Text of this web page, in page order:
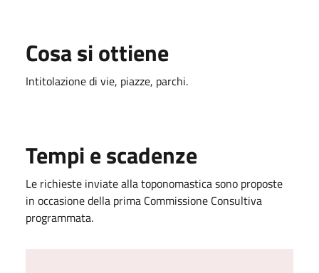
Cosa si ottiene
Intitolazione di vie, piazze, parchi.
Tempi e scadenze
Le richieste inviate alla toponomastica sono proposte
in occasione della prima Commissione Consultiva
programmata.